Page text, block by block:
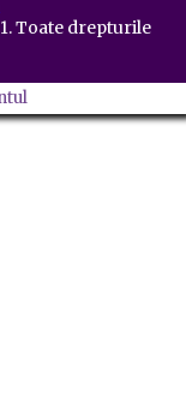
Toate drepturile